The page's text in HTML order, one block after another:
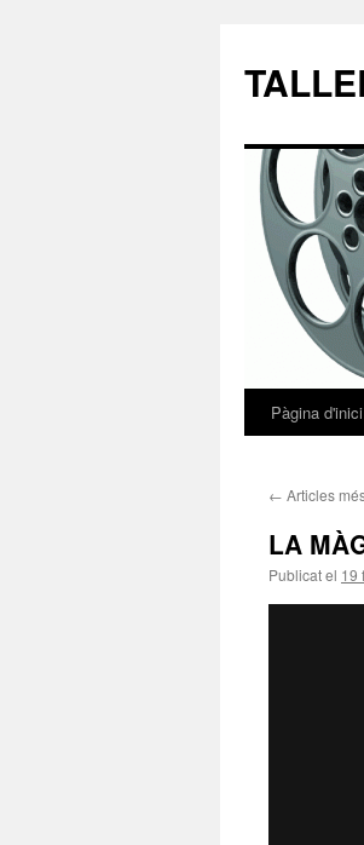
Vés
contingut
Pàgina d'inici
← Articles
LA
Publicat el 19